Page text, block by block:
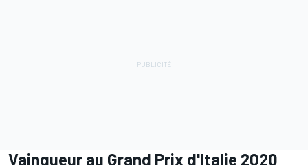
Vainqueur au Grand Prix d'Italie 2020